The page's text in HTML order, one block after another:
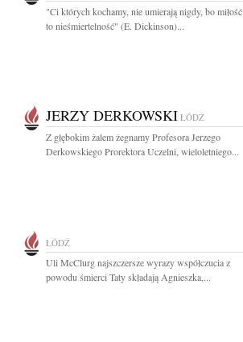
"Ci których kochamy, nie umierają nigdy, bo miłość
to nieśmiertelność" (E. Dickinson)...
JERZY DERKOWSKI ŁÓDŹ
Z głębokim żalem żegnamy Profesora Jerzego
Derkowskiego Prorektora Uczelni, wieloletniego...
ŁÓDŹ
Uli McClurg najszczersze wyrazy współczucia z
powodu śmierci Taty składają Agnieszka,...